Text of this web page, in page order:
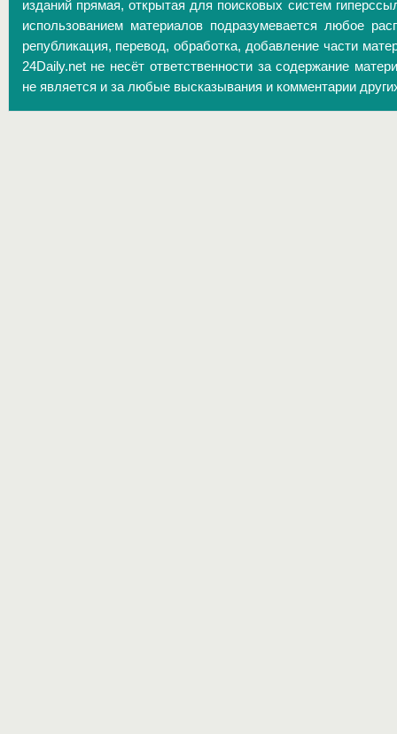
изданий прямая, открытая для поисковых систем
использованием материалов подразумевается любое
републикация, перевод, обработка, добавление части
24Daily.net не несёт ответственности за содержание
не является и за любые высказывания и комментарии